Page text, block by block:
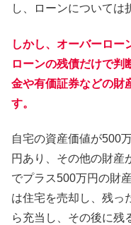
し、ローンについては
しかし、オーバーロー
ローンの残債だけで判
金や有価証券などの財
す。
自宅の資産価値が500
円あり、その他の財産
でプラス500万円の財
は住宅を売却し、残っ
ら充当し、その後に残